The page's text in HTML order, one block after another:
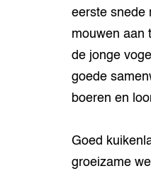
eerste snede
mouwen aan
de jonge
goede
boeren en
Goed
groeizame